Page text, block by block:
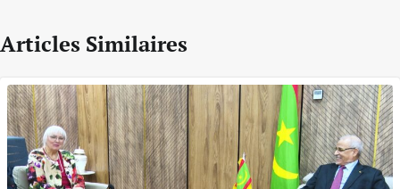
Articles Similaires